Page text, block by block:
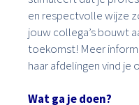
en respectvolle wijze
jouw collega’s bouwt
toekomst! Meer
haar afdelingen vind je
Wat ga je doen?